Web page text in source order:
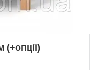
(+опції)